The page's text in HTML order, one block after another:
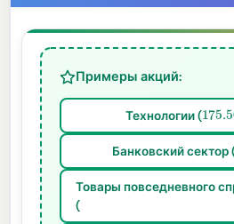
Примеры акций:
Технологии (/
Банковский сектор
Товары повседневного
(